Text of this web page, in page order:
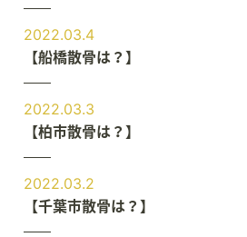
2022.03.4
【船橋散骨は？】
2022.03.3
【柏市散骨は？】
2022.03.2
【千葉市散骨は？】